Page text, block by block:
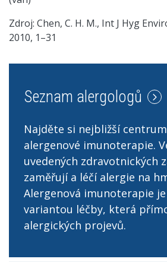
Zdroj: Chen, C. H. M., Int J Hyg
2010, 1–31
Seznam alergologů
Najděte si nejbližší
alergenové imunoterapie.
uvedených zdravotnických
zaměřují a léčí alergie na
Alergenová imunoterapie
variantou léčby, která
alergických projevů.